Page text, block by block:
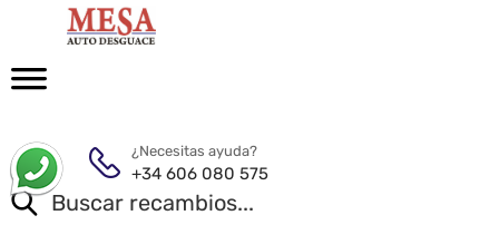
¿Necesitas ayuda?
+34 606 080 575